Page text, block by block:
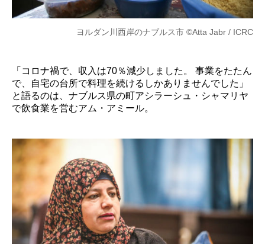
ヨルダン川西岸のナブルス市 ©Atta Jabr / ICRC
「コロナ禍で、収入は70％減少しました。 事業をたたん
で、自宅の台所で料理を続けるしかありませんでした」
と語るのは、ナブルス県の町アシラーシュ・シャマリヤ
で飲食業を営むアム・アミール。